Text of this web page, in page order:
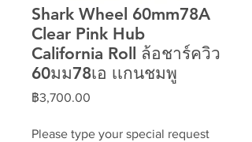
Shark Wheel 60mm78A
Clear Pink Hub
California Roll ล้อชาร์ควิว
60มม78เอ เเกนชมพู
฿3,700.00
Please type your special request